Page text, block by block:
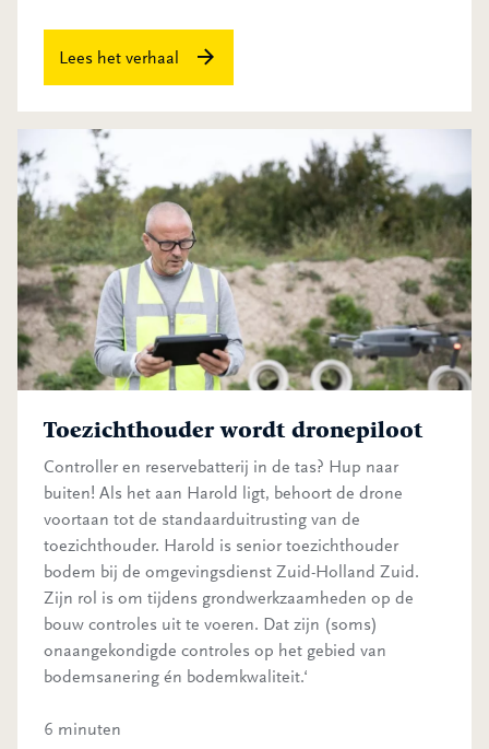
Lees het verhaal
Toezichthouder wordt dronepiloot
Controller en reservebatterij in de tas? Hup naar
buiten! Als het aan Harold ligt, behoort de drone
voortaan tot de standaarduitrusting van de
toezichthouder. Harold is senior toezichthouder
bodem bij de omgevingsdienst Zuid-Holland Zuid.
Zijn rol is om tijdens grondwerkzaamheden op de
bouw controles uit te voeren. Dat zijn (soms)
onaangekondigde controles op het gebied van
bodemsanering én bodemkwaliteit.‘
6 minuten
Toezichthouder wordt dronepiloot